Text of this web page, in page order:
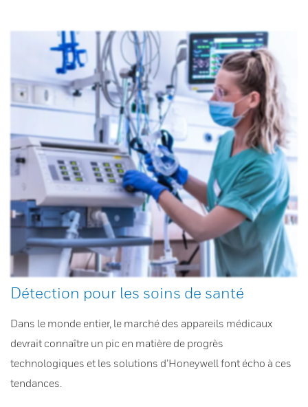
Détection pour les soins de santé
Dans le monde entier, le marché des appareils médicaux
devrait connaître un pic en matière de progrès
technologiques et les solutions d’Honeywell font écho à ces
tendances.